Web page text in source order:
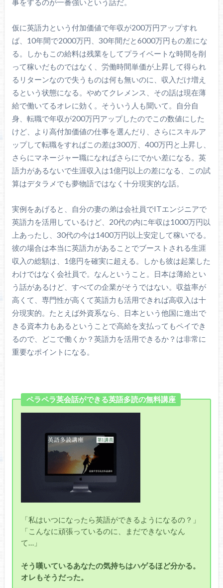
事をするのが一番強いという話だ。
仮に英語力という付加価値で年収が200万円アップすれ
ば、10年間で2000万円、30年間だと6000万円もの差にな
る。しかもこの給料は残業をしてプライベートな時間を削
って稼いだものではなく、労働時間単価が上昇して得られ
るリターンなので失うものは何も無いのに、収入だけ増え
るという状態になる。やめてクレメンス、その話は現在薄
給で働いてるオレに効く。そういう人も聞いて。自分自
身、転職で年収が200万円アップしたのでこの数値にした
けど、より高付加価値の仕事を選んだり、さらにスキルア
ップして転職をすればこの差は300万、400万円と上昇し、
さらにマネージャー職になればさらにでかい差になる。英
語力があるないで生涯収入は1億円以上の差になる、この試
算はデタラメでも夢物語ではなく十分現実的な話。
実例をあげると、自分の妻の弟は会社員でITエンジニアで
英語力を活用しているけど、20代の内に年収は1000万円以
上あったし、30代の今は1400万円以上安定して稼いでる。
彼の場合は本当に英語力があることでブーストされる生涯
収入の総額は、1億円を確実に超える。しかも彼は起業した
わけではなく会社員で。なんということ。日本は薄給とい
う話があるけど、すべての企業がそうではない。収益率が
高くて、専門性が高くて英語力も活用できれば高収入は十
分現実的。たとえば外資系なら、日本という他国に進出で
きる資本力もあるということで高給を支払ってもペイでき
るので、どこで働くか？英語力を活用できるか？は非常に
重要なポイントになる。
ペラペラ英会話ができる英語多読の無料講座
「私はいつになったら英語ができるようになるの？」
「こんなに頑張っているのに、まだできないなん
て…」
そう嘆いているあなたの気持ちはハゲるほど分かる。
オレもそうだった。